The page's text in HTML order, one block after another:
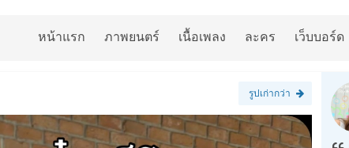
หน้าแรก ภาพยนตร์ เนื้อเพลง ละคร เว็บบอร์ด
รูปเก่ากว่า